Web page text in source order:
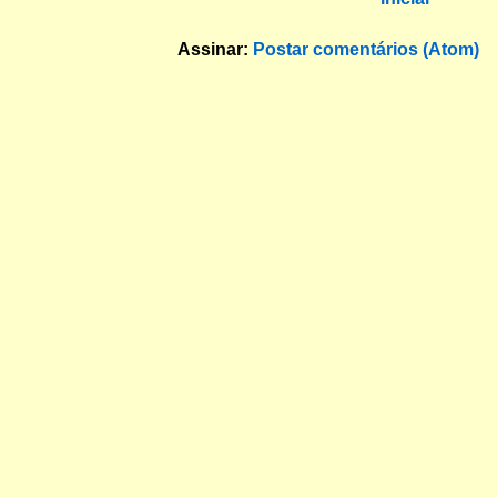
Assinar: Postar comentários (Atom)